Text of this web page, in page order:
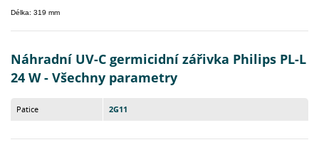
Délka: 319 mm
Náhradní UV-C germicidní zářivka Philips PL-L
24 W - Všechny parametry
Patice 2G11